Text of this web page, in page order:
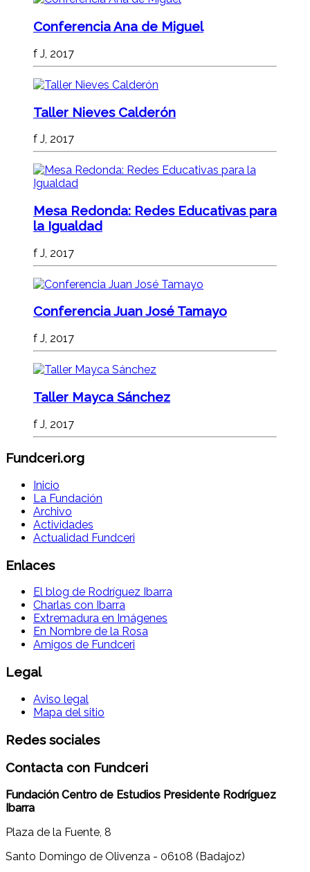
Conferencia Ana de Miguel
f J, 2017
Taller Nieves Calderón
f J, 2017
Mesa Redonda: Redes Educativas para
la Igualdad
f J, 2017
Conferencia Juan José Tamayo
f J, 2017
Taller Mayca Sánchez
f J, 2017
Fundceri.org
Inicio
La Fundación
Archivo
Actividades
Actualidad Fundceri
Enlaces
El blog de Rodríguez Ibarra
Charlas con Ibarra
Extremadura en Imágenes
En Nombre de la Rosa
Amigos de Fundceri
Legal
Aviso legal
Mapa del sitio
Redes sociales
Contacta con Fundceri
Fundación Centro de Estudios Presidente Rodríguez
Ibarra
Plaza de la Fuente, 8
Santo Domingo de Olivenza - 06108 (Badajoz)